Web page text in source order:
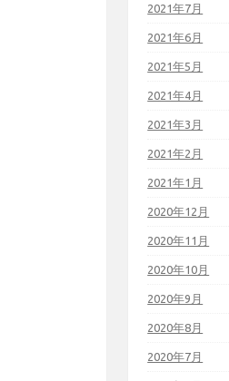
2021年7月
2021年6月
2021年5月
2021年4月
2021年3月
2021年2月
2021年1月
2020年12月
2020年11月
2020年10月
2020年9月
2020年8月
2020年7月